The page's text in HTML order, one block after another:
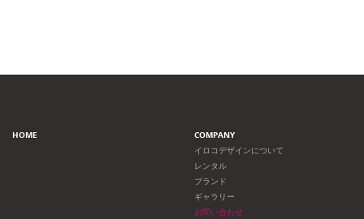
ゲ
シ
HOME
COMPANY
イロコデザインについて
レンタル
ブランド
ギャラリー
お問い合わせ